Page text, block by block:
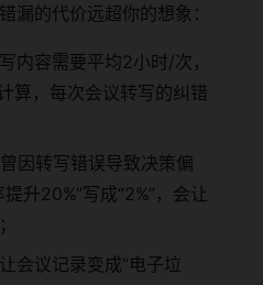
漏的代价远超你的想象：
内容需要平均2小时/次，
算，每次会议转写的纠错
因转写错误导致决策偏
升20%”写成“2%”，会让
会议记录变成“电子垃